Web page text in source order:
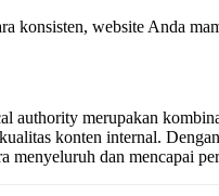
konsisten, website Anda
authority merupakan
konten internal.
menyeluruh dan mencapai